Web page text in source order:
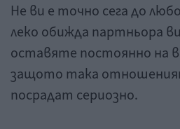
Не ви е точно сега до
леко обижда партньора
оставяте постоянно на
защото така
посрадат сериозно.